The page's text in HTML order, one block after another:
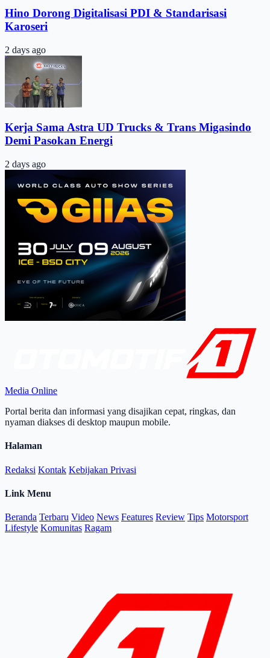
Hino Dorong Digitalisasi PDI & Standarisasi
Karoseri
2 days ago
Kerja Sama Astra UD Trucks & Trans Migasindo
Demi Pasokan Energi
2 days ago
Media Online
Portal berita dan informasi yang disajikan cepat, ringkas, dan
nyaman diakses di desktop maupun mobile.
Halaman
Redaksi Kontak Kebijakan Privasi
Link Menu
Beranda Terbaru Video News Features Review Tips Motorsport
Lifestyle Komunitas Ragam